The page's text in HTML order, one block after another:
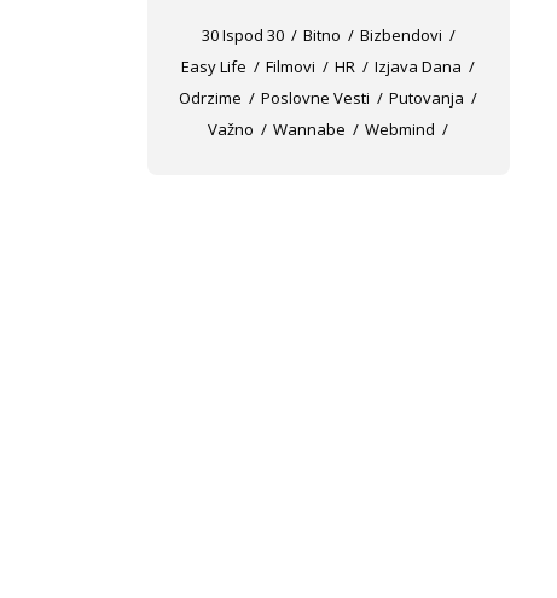
30 Ispod 30 Bitno
Bizbendovi
Easy Life
Filmovi HR
Izjava Dana
Odrzime
Poslovne Vesti
Putovanja
Važno
Wannabe Webmind